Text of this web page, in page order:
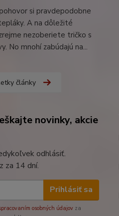
si pravdepodobne
A na dôležité
nezoberiete tričko s
No mnohí zabúdajú na...
články
novinky, akcie
odhlásiť.
za 14 dní.
Prihlásiť sa
osobných údajov za